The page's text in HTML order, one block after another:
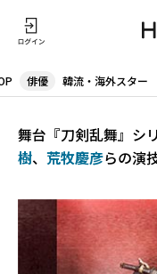
俳優 韓流・海外スター
舞台『刀剣乱舞』シ
樹、 荒牧慶彦らの演